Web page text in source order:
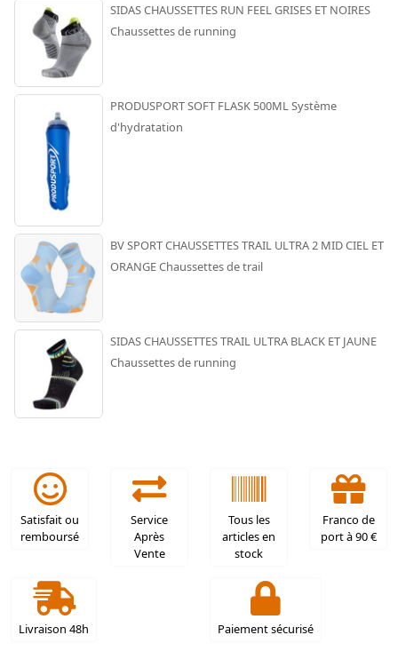
SIDAS CHAUSSETTES RUN FEEL GRISES ET NOIRES
Chaussettes de running
PRODUSPORT SOFT FLASK 500ML Système
d'hydratation
BV SPORT CHAUSSETTES TRAIL ULTRA 2 MID CIEL ET
ORANGE Chaussettes de trail
SIDAS CHAUSSETTES TRAIL ULTRA BLACK ET JAUNE
Chaussettes de running
Satisfait ou
remboursé
Service
Après
Vente
Tous les
articles en
stock
Franco de
port à 90 €
Livraison 48h Paiement sécurisé